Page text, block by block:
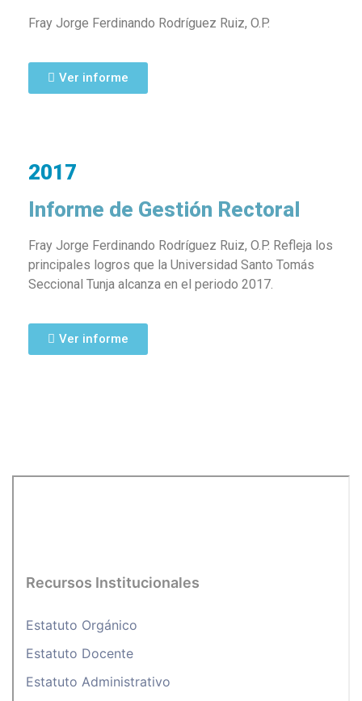
Fray Jorge Ferdinando Rodríguez Ruiz, O.P.
Ver informe
2017
Informe de Gestión Rectoral
Fray Jorge Ferdinando Rodríguez Ruiz, O.P. Refleja los
principales logros que la Universidad Santo Tomás
Seccional Tunja alcanza en el periodo 2017.
Ver informe